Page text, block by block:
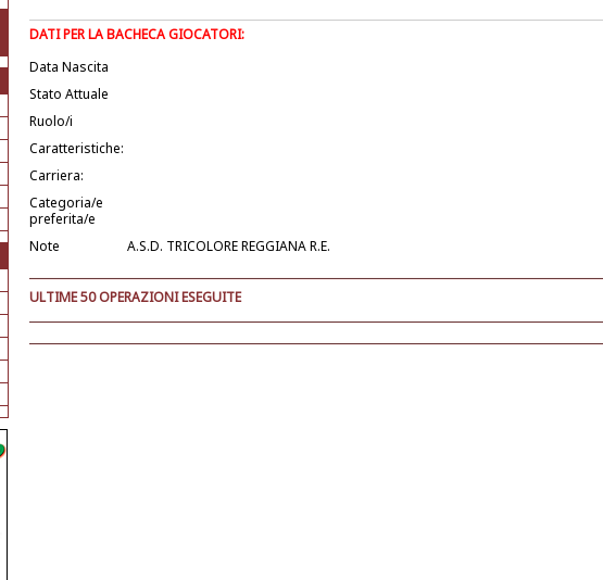
DATI PER LA BACHECA GIOCATORI:
Data Nascita
Stato Attuale
Ruolo/i
Caratteristiche:
Carriera:
Categoria/e
preferita/e
Note
A.S.D. TRICOLORE REGGIANA R.E.
ULTIME 50 OPERAZIONI ESEGUITE